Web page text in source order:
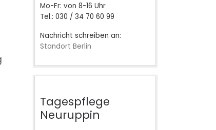
Mo-Fr: von 8-16 Uhr
Tel.: 030 / 34 70 60 99
Nachricht schreiben an:
Standort Berlin
Tagespflege
Neuruppin